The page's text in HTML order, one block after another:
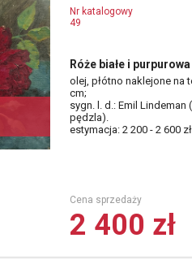
Nr katalogowy
49
Róże białe i purpurowa
olej, płótno naklejone na
cm;
sygn. l. d.: Emil
pędzla).
estymacja: 2 200 - 2 600 zł
Cena sprzedaży
2 400 zł